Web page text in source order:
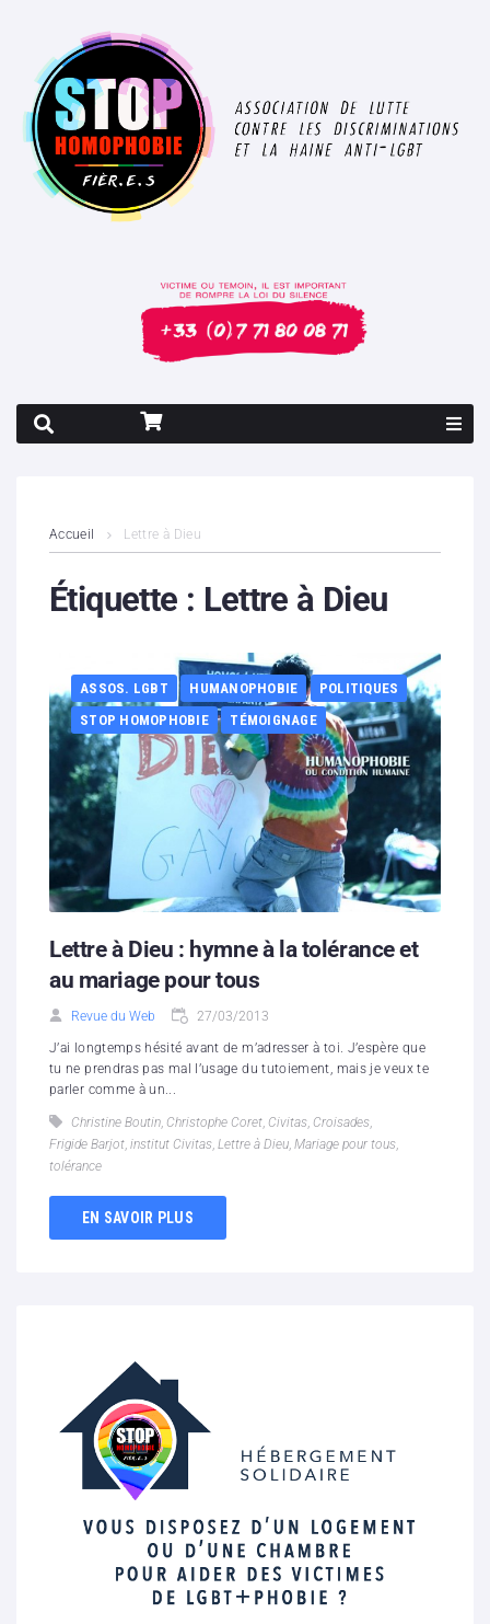
Contenus litigieux
Boutique
Partenaires
Contacts
Hébergement solidaire
Accueil Lettre à Dieu
Étiquette : Lettre à Dieu
ASSOS. LGBT HUMANOPHOBIE
POLITIQUES
STOP HOMOPHOBIE
TÉMOIGNAGE
Lettre à Dieu : hymne à la tolérance et
au mariage pour tous
Revue du Web 27/03/2013
J’ai longtemps hésité avant de m’adresser à toi. J’espère que
tu ne prendras pas mal l’usage du tutoiement, mais je veux te
parler comme à un...
Christine Boutin, Christophe Coret, Civitas, Croisades,
Frigide Barjot, institut Civitas, Lettre à Dieu, Mariage pour tous,
tolérance
EN SAVOIR PLUS